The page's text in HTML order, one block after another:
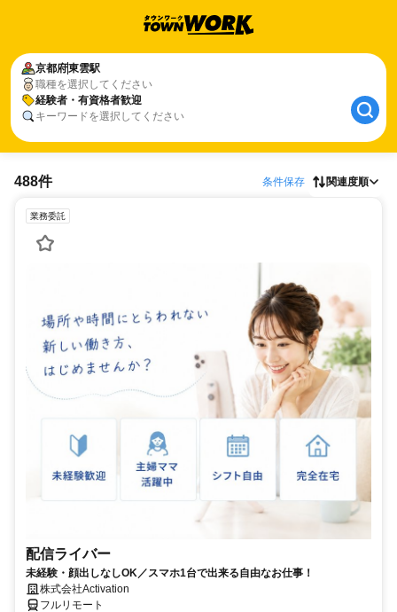
京都府東雲駅
職種を選択してください
経験者・有資格者歓迎
キーワードを選択してください
488件 条件保存 関連度順
業務委託
配信ライバー
未経験・顔出しなしOK／スマホ1台で出来る自由なお仕事！
株式会社Activation
フルリモート